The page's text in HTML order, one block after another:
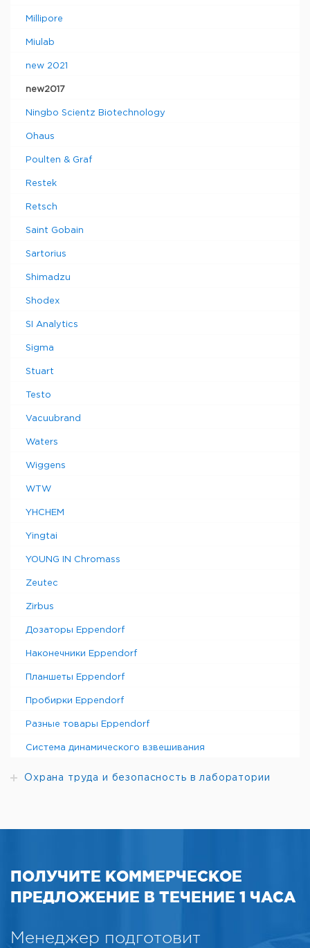
Millipore
Miulab
new 2021
new2017
Ningbo Scientz Biotechnology
Ohaus
Poulten & Graf
Restek
Retsch
Saint Gobain
Sartorius
Shimadzu
Shodex
SI Analytics
Sigma
Stuart
Testo
Vacuubrand
Waters
Wiggens
WTW
YHCHEM
Yingtai
YOUNG IN Chromass
Zeutec
Zirbus
Дозаторы Eppendorf
Наконечники Eppendorf
Планшеты Eppendorf
Пробирки Eppendorf
Разные товары Eppendorf
Система динамического взвешивания
Охрана труда и безопасность в лаборатории
ПОЛУЧИТЕ КОММЕРЧЕСКОЕ
ПРЕДЛОЖЕНИЕ В ТЕЧЕНИЕ 1 ЧАСА
Менеджер подготовит